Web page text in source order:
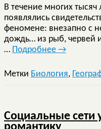
В течение многих
появлялись
феномене: внезапно с
дождь… из рыб, червей
… Подробнее →
Метки Биология,
Социальные сети